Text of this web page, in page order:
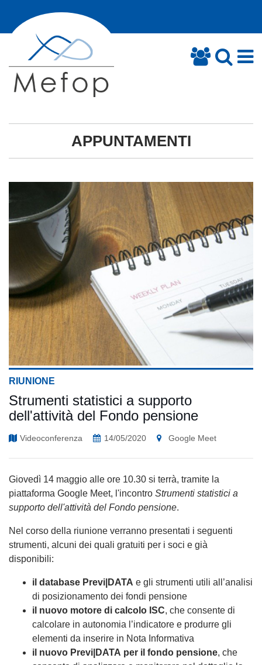
APPUNTAMENTI
RIUNIONE
Strumenti statistici a supporto
dell'attività del Fondo pensione
Videoconferenza 14/05/2020 Google Meet
Giovedì 14 maggio alle ore 10.30 si terrà, tramite la
piattaforma Google Meet, l'incontro Strumenti statistici a
supporto dell'attività del Fondo pensione.
Nel corso della riunione verranno presentati i seguenti
strumenti, alcuni dei quali gratuiti per i soci e già
disponibili:
il database Previ|DATA e gli strumenti utili all’analisi
di posizionamento dei fondi pensione
il nuovo motore di calcolo ISC, che consente di
calcolare in autonomia l’indicatore e produrre gli
elementi da inserire in Nota Informativa
il nuovo Previ|DATA per il fondo pensione, che